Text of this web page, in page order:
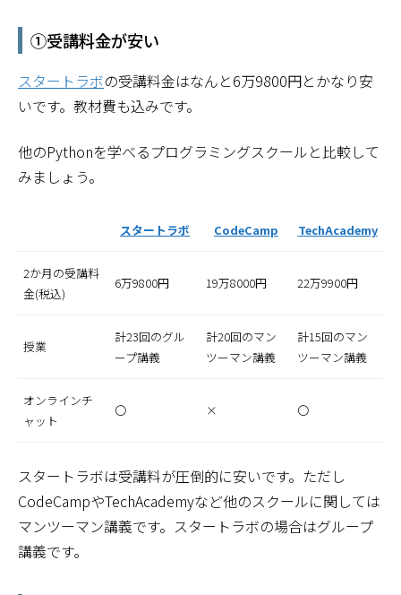
①受講料金が安い
スタートラボの受講料金はなんと6万9800円とかなり安
いです。教材費も込みです。
他のPythonを学べるプログラミングスクールと比較して
みましょう。
スタートラボ CodeCamp TechAcademy
2か月の受講料
金(税込)
6万9800円 19万8000円 22万9900円
授業
計23回のグル
ープ講義
計20回のマン
ツーマン講義
計15回のマン
ツーマン講義
オンラインチ
ャット
〇 × 〇
スタートラボは受講料が圧倒的に安いです。ただし
CodeCampやTechAcademyなど他のスクールに関しては
マンツーマン講義です。スタートラボの場合はグループ
講義です。